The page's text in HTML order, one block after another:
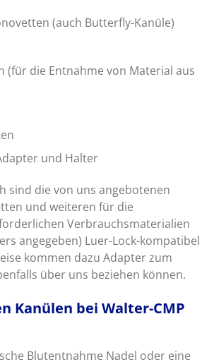
(auch Butterfly-Kanüle)
(für die Entnahme von Material aus
und Halter
sind die von uns angebotenen
und weiteren für die
Verbrauchsmaterialien
angegeben) Luer-Lock-kompatibel
kommen dazu Adapter zum
über uns beziehen können.
Kanülen bei Walter-CMP
Blutentnahme Nadel oder eine